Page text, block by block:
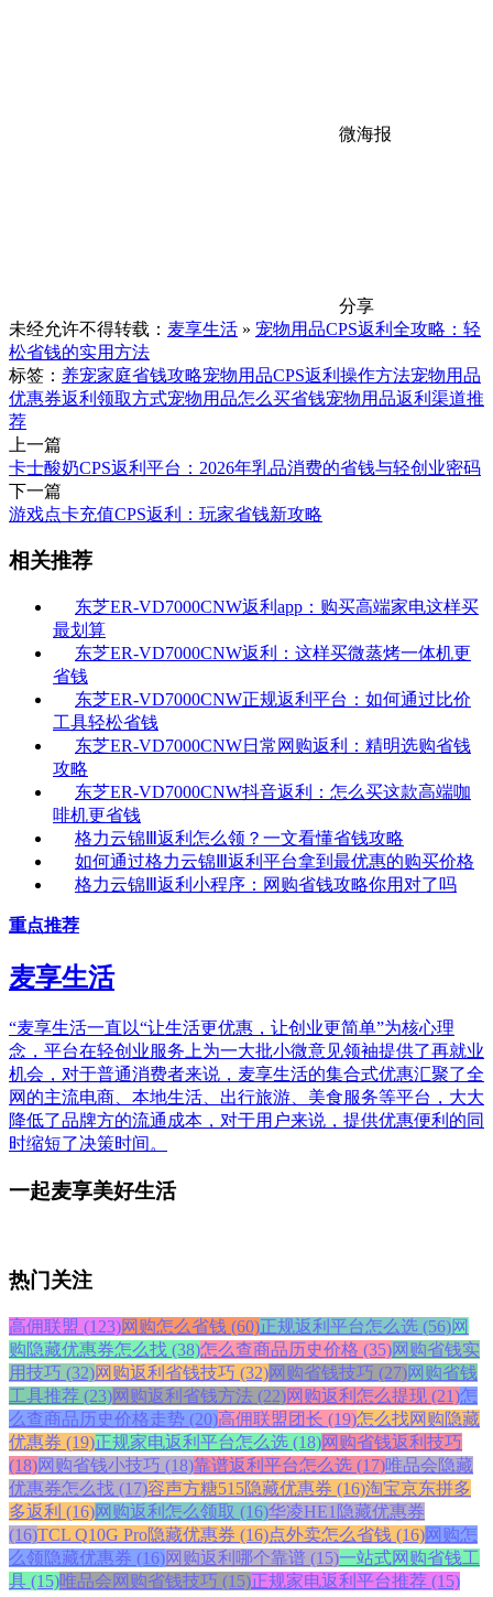
微海报
分享
未经允许不得转载： 麦享生活 » 宠物用品CPS返利全攻略：轻
松省钱的实用方法
标签： 养宠家庭省钱攻略宠物用品CPS返利操作方法宠物用品
优惠券返利领取方式宠物用品怎么买省钱宠物用品返利渠道推
荐
上一篇
卡士酸奶CPS返利平台：2026年乳品消费的省钱与轻创业密码
下一篇
游戏点卡充值CPS返利：玩家省钱新攻略
相关推荐
东芝ER-VD7000CNW返利app：购买高端家电这样买
最划算
东芝ER-VD7000CNW返利：这样买微蒸烤一体机更
省钱
东芝ER-VD7000CNW正规返利平台：如何通过比价
工具轻松省钱
东芝ER-VD7000CNW日常网购返利：精明选购省钱
攻略
东芝ER-VD7000CNW抖音返利：怎么买这款高端咖
啡机更省钱
格力云锦Ⅲ返利怎么领？一文看懂省钱攻略
如何通过格力云锦Ⅲ返利平台拿到最优惠的购买价格
格力云锦Ⅲ返利小程序：网购省钱攻略你用对了吗
重点推荐
麦享生活
“麦享生活一直以“让生活更优惠，让创业更简单”为核心理
念，平台在轻创业服务上为一大批小微意见领袖提供了再就业
机会，对于普通消费者来说，麦享生活的集合式优惠汇聚了全
网的主流电商、本地生活、出行旅游、美食服务等平台，大大
降低了品牌方的流通成本，对于用户来说，提供优惠便利的同
时缩短了决策时间。
一起麦享美好生活
热门关注
高佣联盟 (123)网购怎么省钱 (60)正规返利平台怎么选 (56)网
购隐藏优惠券怎么找 (38)怎么查商品历史价格 (35)网购省钱实
用技巧 (32)网购返利省钱技巧 (32)网购省钱技巧 (27)网购省钱
工具推荐 (23)网购返利省钱方法 (22)网购返利怎么提现 (21)怎
么查商品历史价格走势 (20)高佣联盟团长 (19)怎么找网购隐藏
优惠券 (19)正规家电返利平台怎么选 (18)网购省钱返利技巧
(18)网购省钱小技巧 (18)靠谱返利平台怎么选 (17)唯品会隐藏
优惠券怎么找 (17)容声方糖515隐藏优惠券 (16)淘宝京东拼多
多返利 (16)网购返利怎么领取 (16)华凌HE1隐藏优惠券
(16)TCL Q10G Pro隐藏优惠券 (16)点外卖怎么省钱 (16)网购怎
么领隐藏优惠券 (16)网购返利哪个靠谱 (15)一站式网购省钱工
具 (15)唯品会网购省钱技巧 (15)正规家电返利平台推荐 (15)